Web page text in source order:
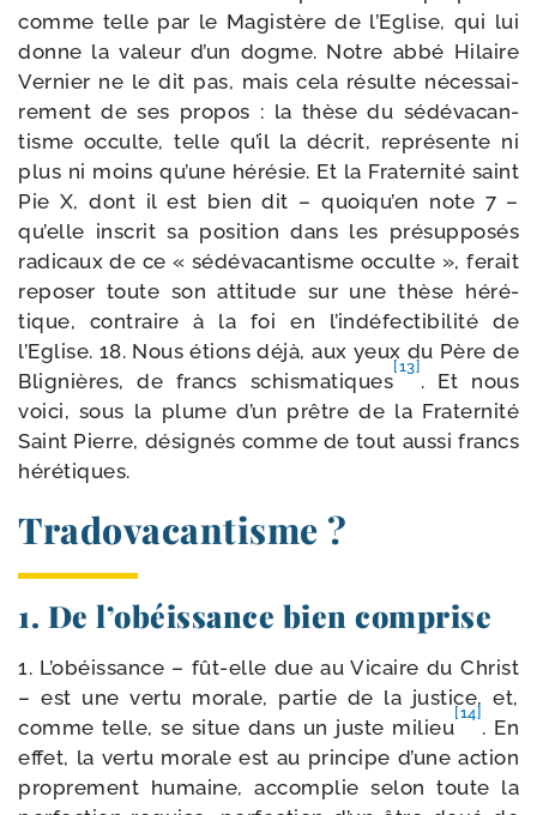
comme telle par le Magistère de l’Eglise, qui lui
donne la valeur d’un dogme. Notre abbé Hilaire
Vernier ne le dit pas, mais cela résulte néces­sai­
re­ment de ses pro­pos : la thèse du sédé­va­can­
tisme occulte, telle qu’il la décrit, repré­sente ni
plus ni moins qu’une héré­sie. Et la Fraternité saint
Pie X, dont il est bien dit – quoiqu’en note 7 –
qu’elle ins­crit sa posi­tion dans les pré­sup­po­sés
radi­caux de ce « sédé­va­can­tisme occulte », ferait
repo­ser toute son atti­tude sur une thèse héré­
tique, contraire à la foi en l’indéfectibilité de
l’Eglise. 18. Nous étions déjà, aux yeux du Père de
Blignières, de francs schis­ma­tiques
[13]
. Et nous
voi­ci, sous la plume d’un prêtre de la Fraternité
Saint Pierre, dési­gnés comme de tout aus­si francs
hérétiques.
Tradovacantisme ?
1. De l’obéissance bien comprise
1. L’obéissance – fût-​elle due au Vicaire du Christ
– est une ver­tu morale, par­tie de la jus­tice, et,
comme telle, se situe dans un juste milieu
[14]
. En
effet, la ver­tu morale est au prin­cipe d’une action
pro­pre­ment humaine, accom­plie selon toute la